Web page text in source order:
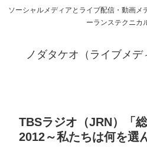
ソーシャルメディアとライブ配信・動画メ
ーランステクニカ
ノダタケオ（ライブメデ
TBSラジオ（JRN）「
2012～私たちは何を選